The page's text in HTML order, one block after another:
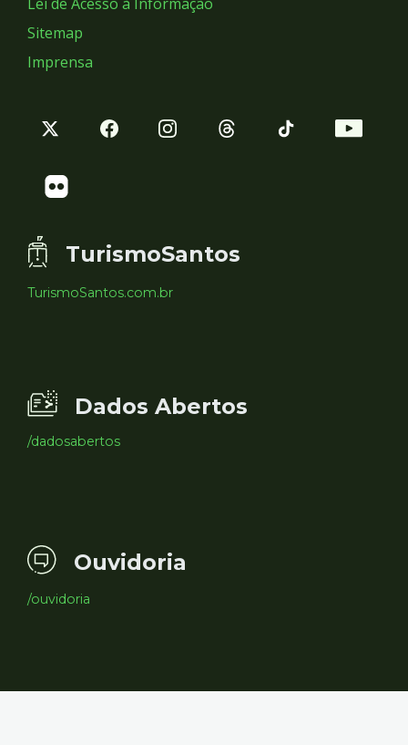
Sitemap
Imprensa
TurismoSantos
TurismoSantos.com.br
Dados Abertos
/dadosabertos
Ouvidoria
/ouvidoria